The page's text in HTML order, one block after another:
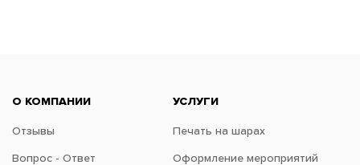
О КОМПАНИИ
Отзывы
Вопрос - Ответ
УСЛУГИ
Печать на шарах
Оформление мероприятий